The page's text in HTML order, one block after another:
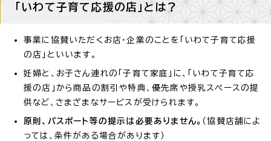
「いわて子育て応援の店」とは？
事業に協賛いただくお店・企業のことを「いわて子育て応援
の店」といいます。
妊婦と、お子さん連れの「子育て家庭」に、「いわて子育て応
援の店」から商品の割引や特典、優先席や授乳スペースの提
供など、さまざまなサービスが受けられます。
原則、パスポート等の提示は必要ありません。 （協賛店舗によ
っては、条件がある場合があります）